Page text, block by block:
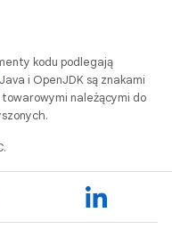
kodu podlegają
i OpenJDK są znakami
należącymi do